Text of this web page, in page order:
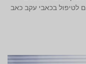
לטיפול בכאבי עקב כאב